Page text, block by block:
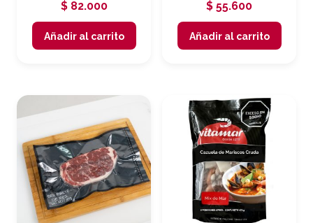
$82.000
Añadir al carrito
$ 55.600
Añadir al carrito